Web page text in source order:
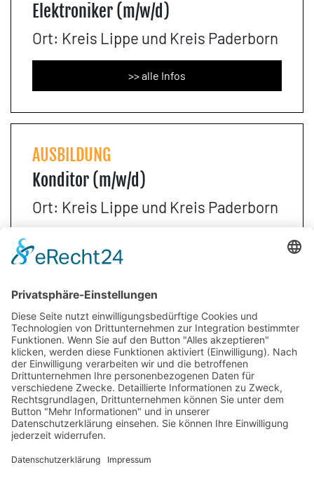
Elektroniker (m/w/d)
Ort: Kreis Lippe und Kreis Paderborn
>> alle Infos
AUSBILDUNG
Konditor (m/w/d)
Ort: Kreis Lippe und Kreis Paderborn
Über uns
Neuigkeiten
Infos für Eltern
Infos für Lehrer